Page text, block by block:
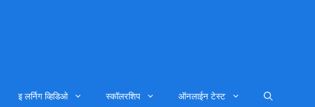
इ लर्निग व्हिडिओ स्कॉलरशिप ऑनलाईन टेस्ट